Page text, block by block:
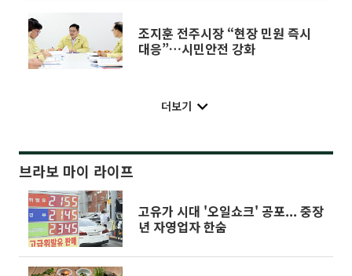
조지훈 전주시장 “현장 민원 즉시
대응”…시민안전 강화
더보기
브라보 마이 라이프
고유가 시대 '오일쇼크' 공포... 중장
년 자영업자 한숨